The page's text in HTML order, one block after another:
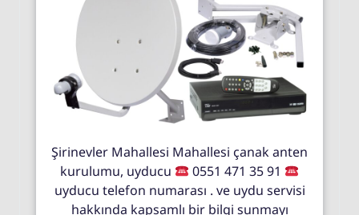
Şirinevler Mahallesi Mahallesi çanak anten
kurulumu, uyducu
0551 471 35 91
uyducu telefon numarası . ve uydu servisi
hakkında kapsamlı bir bilgi sunmayı